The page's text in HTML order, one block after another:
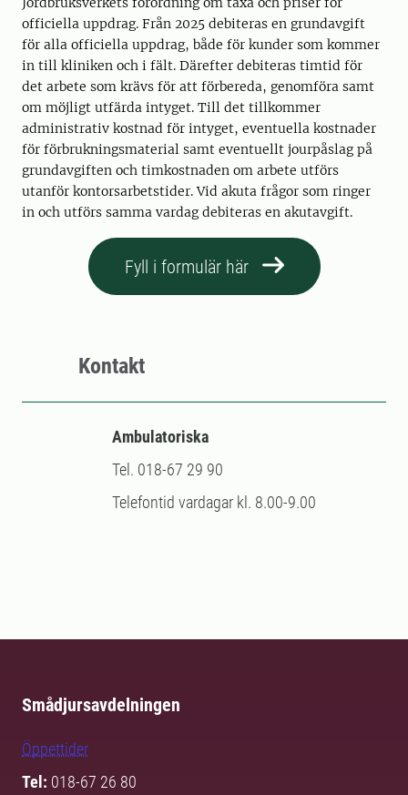
officiella uppdrag. Från 2025 debiteras en grundavgift
för alla officiella uppdrag, både för kunder som kommer
in till kliniken och i fält. Därefter debiteras timtid för
det arbete som krävs för att förbereda, genomföra samt
om möjligt utfärda intyget. Till det tillkommer
administrativ kostnad för intyget, eventuella kostnader
för förbrukningsmaterial samt eventuellt jourpåslag på
grundavgiften och timkostnaden om arbete utförs
utanför kontorsarbetstider. Vid akuta frågor som ringer
in och utförs samma vardag debiteras en akutavgift.
Fyll i formulär här
Kontakt
Ambulatoriska
Tel. 018-67 29 90
Telefontid vardagar kl. 8.00-9.00
Smådjursavdelningen
Öppettider
Tel: 018-67 26 80